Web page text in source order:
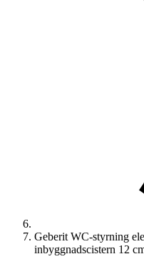
Geberit WC-styrning
inbyggnadscistern 12